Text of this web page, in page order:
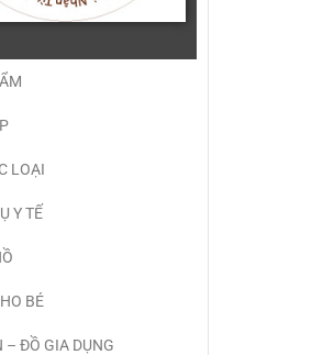
LOẠI
Y TẾ
BÉ
– ĐỒ GIA DỤNG